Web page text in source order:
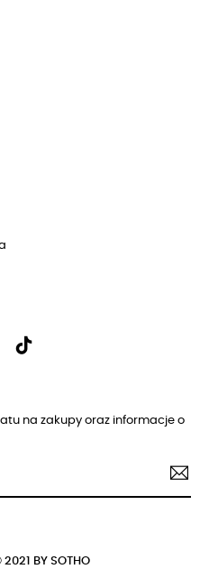
na zakupy oraz informacje o
2021 BY SOTHO